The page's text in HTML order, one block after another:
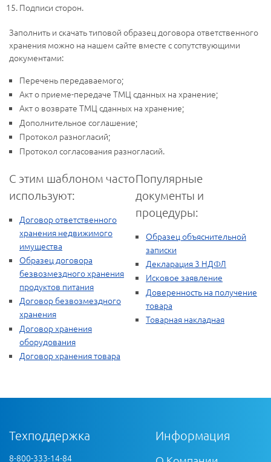
Подписи сторон.
Заполнить и скачать типовой образец договора ответственного
хранения можно на нашем сайте вместе с сопутствующими
документами:
Перечень передаваемого;
Акт о приеме-передаче ТМЦ сданных на хранение;
Акт о возврате ТМЦ сданных на хранение;
Дополнительное соглашение;
Протокол разногласий;
Протокол согласования разногласий.
С этим шаблоном часто
используют:
Договор ответственного
хранения недвижимого
имущества
Образец договора
безвозмездного хранения
продуктов питания
Договор безвозмездного
хранения
Договор хранения
оборудования
Договор хранения товара
Популярные
документы и
процедуры:
Образец объяснительной
записки
Декларация 3 НДФЛ
Исковое заявление
Доверенность на получение
товара
Товарная накладная
Техподдержка
8-800-333-14-84
Информация